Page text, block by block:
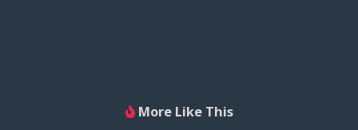
More Like This